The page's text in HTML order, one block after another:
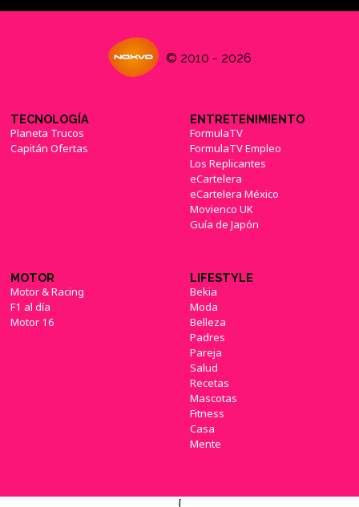
© 2010 - 2026
TECNOLOGÍA
Planeta Trucos
Capitán Ofertas
ENTRETENIMIENTO
FormulaTV
FormulaTV Empleo
Los Replicantes
eCartelera
eCartelera México
Movienco UK
Guía de Japón
MOTOR
Motor & Racing
F1 al día
Motor 16
LIFESTYLE
Bekia
Moda
Belleza
Padres
Pareja
Salud
Recetas
Mascotas
Fitness
Casa
Mente